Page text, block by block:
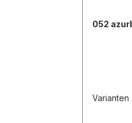
052
Varianten